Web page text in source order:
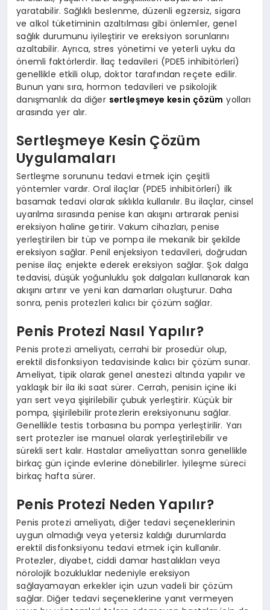
yaratabilir. Sağlıklı beslenme, düzenli egzersiz, sigara
ve alkol tüketiminin azaltılması gibi önlemler, genel
sağlık durumunu iyileştirir ve ereksiyon sorunlarını
azaltabilir. Ayrıca, stres yönetimi ve yeterli uyku da
önemli faktörlerdir. İlaç tedavileri (PDE5 inhibitörleri)
genellikle etkili olup, doktor tarafından reçete edilir.
Bunun yanı sıra, hormon tedavileri ve psikolojik
danışmanlık da diğer sertleşmeye kesin çözüm yolları
arasında yer alır.
Sertleşmeye Kesin Çözüm
Uygulamaları
Sertleşme sorununu tedavi etmek için çeşitli
yöntemler vardır. Oral ilaçlar (PDE5 inhibitörleri) ilk
basamak tedavi olarak sıklıkla kullanılır. Bu ilaçlar, cinsel
uyarılma sırasında penise kan akışını artırarak penisi
ereksiyon haline getirir. Vakum cihazları, penise
yerleştirilen bir tüp ve pompa ile mekanik bir şekilde
ereksiyon sağlar. Penil enjeksiyon tedavileri, doğrudan
penise ilaç enjekte ederek ereksiyon sağlar. Şok dalga
tedavisi, düşük yoğunluklu şok dalgaları kullanarak kan
akışını artırır ve yeni kan damarları oluşturur. Daha
sonra, penis protezleri kalıcı bir çözüm sağlar.
Penis Protezi Nasıl Yapılır?
Penis protezi ameliyatı, cerrahi bir prosedür olup,
erektil disfonksiyon tedavisinde kalıcı bir çözüm sunar.
Ameliyat, tipik olarak genel anestezi altında yapılır ve
yaklaşık bir ila iki saat sürer. Cerrah, penisin içine iki
yarı sert veya şişirilebilir çubuk yerleştirir. Küçük bir
pompa, şişirilebilir protezlerin ereksiyonunu sağlar.
Genellikle testis torbasına bu pompa yerleştirilir. Yarı
sert protezler ise manuel olarak yerleştirilebilir ve
sürekli sert kalır. Hastalar ameliyattan sonra genellikle
birkaç gün içinde evlerine dönebilirler. İyileşme süreci
birkaç hafta sürer.
Penis Protezi Neden Yapılır?
Penis protezi ameliyatı, diğer tedavi seçeneklerinin
uygun olmadığı veya yetersiz kaldığı durumlarda
erektil disfonksiyonu tedavi etmek için kullanılır.
Protezler, diyabet, ciddi damar hastalıkları veya
nörolojik bozukluklar nedeniyle ereksiyon
sağlayamayan erkekler için uzun vadeli bir çözüm
sağlar. Diğer tedavi seçeneklerine yanıt vermeyen